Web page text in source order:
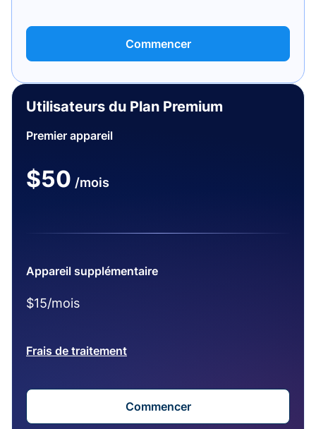
Commencer
Utilisateurs du Plan Premium
Premier appareil
$50 /mois
Appareil supplémentaire
$15/mois
Frais de traitement
Commencer